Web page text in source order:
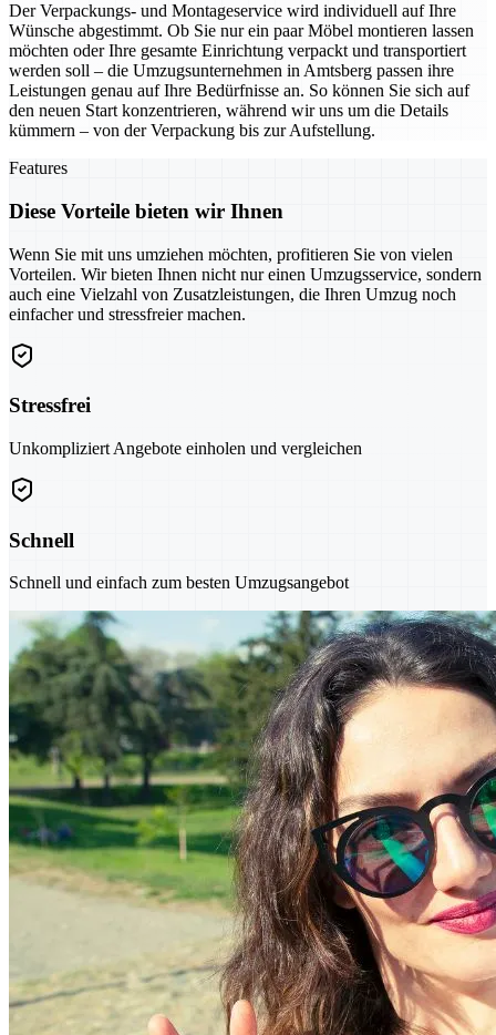
Der Verpackungs- und Montageservice wird individuell auf Ihre
Wünsche abgestimmt. Ob Sie nur ein paar Möbel montieren lassen
möchten oder Ihre gesamte Einrichtung verpackt und transportiert
werden soll – die Umzugsunternehmen in Amtsberg passen ihre
Leistungen genau auf Ihre Bedürfnisse an. So können Sie sich auf
den neuen Start konzentrieren, während wir uns um die Details
kümmern – von der Verpackung bis zur Aufstellung.
Features
Diese Vorteile bieten wir Ihnen
Wenn Sie mit uns umziehen möchten, profitieren Sie von vielen
Vorteilen. Wir bieten Ihnen nicht nur einen Umzugsservice, sondern
auch eine Vielzahl von Zusatzleistungen, die Ihren Umzug noch
einfacher und stressfreier machen.
Stressfrei
Unkompliziert Angebote einholen und vergleichen
Schnell
Schnell und einfach zum besten Umzugsangebot